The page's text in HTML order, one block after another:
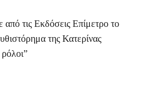
τις Εκδόσεις Επίμετρο το
της Κατερίνας